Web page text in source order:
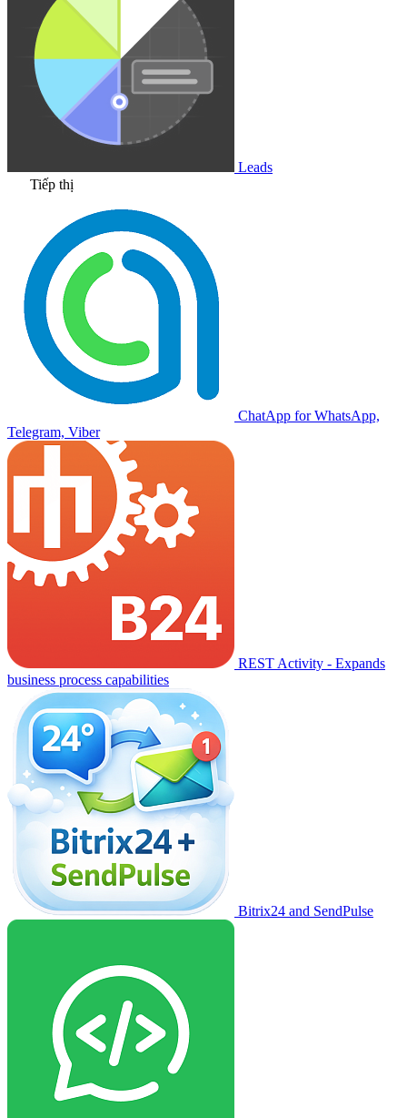
Leads
Tiếp thị
ChatApp for WhatsApp,
Telegram, Viber
REST Activity - Expands
business process capabilities
Bitrix24 and SendPulse